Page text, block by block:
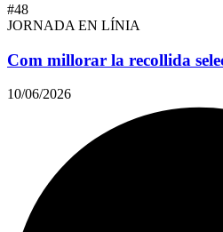
#48
JORNADA EN LÍNIA
Com millorar la recollida
10/06/2026